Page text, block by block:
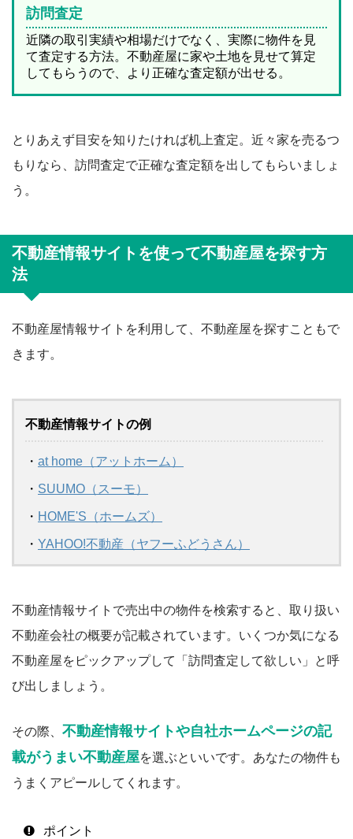
訪問査定
近隣の取引実績や相場だけでなく、実際に物件を見
て査定する方法。不動産屋に家や土地を見せて算定
してもらうので、より正確な査定額が出せる。
とりあえず目安を知りたければ机上査定。近々家を売るつ
もりなら、訪問査定で正確な査定額を出してもらいましょ
う。
不動産情報サイトを使って不動産屋を探す方
法
不動産屋情報サイトを利用して、不動産屋を探すこともで
きます。
不動産情報サイトの例
・ at home（アットホーム）
・ SUUMO（スーモ）
・ HOME'S（ホームズ）
・ YAHOO!不動産（ヤフーふどうさん）
不動産情報サイトで売出中の物件を検索すると、取り扱い
不動産会社の概要が記載されています。いくつか気になる
不動産屋をピックアップして「訪問査定して欲しい」と呼
び出しましょう。
その際、 不動産情報サイトや自社ホームページの記
載がうまい不動産屋を選ぶといいです。あなたの物件も
うまくアピールしてくれます。
ポイント